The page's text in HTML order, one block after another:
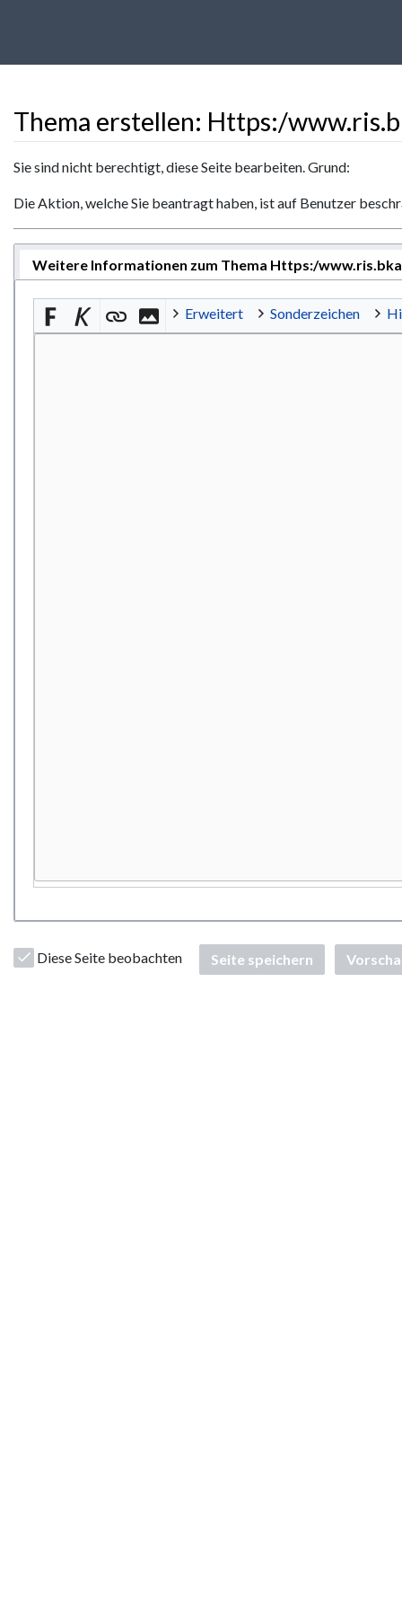
Thema erstellen: Https:/
Wechseln zu: Navigation ,Suche
Sie sind nicht berechtigt, diese Seite bearbeiten. Grund:
Die Aktion, welche Sie beantragt haben, ist auf Benutzer
Weitere Informationen zum Thema Https:/
Erweitert Sonderzeichen
Diese Seite beobachten Seite speichern